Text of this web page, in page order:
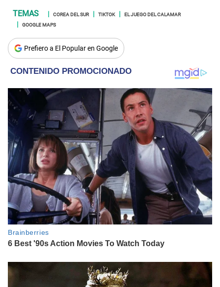
COREA DEL SUR TIKTOK
EL JUEGO DEL CALAMAR
GOOGLE MAPS
Prefiero a El Popular en Google